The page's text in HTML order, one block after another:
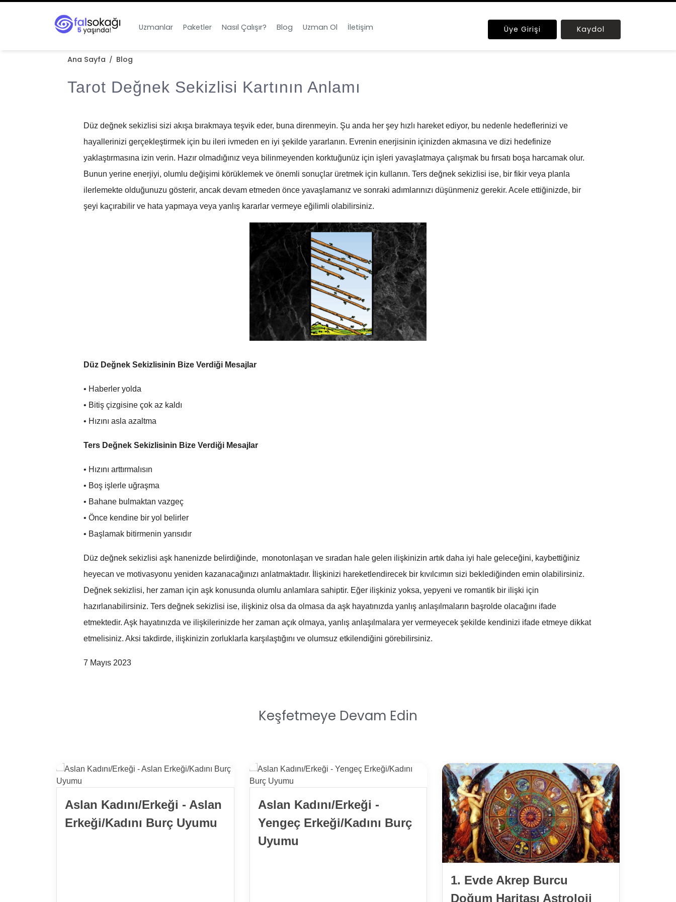
Uzmanlar Paketler Nasıl Çalışır? Blog Uzman Ol İletişim Üye Girişi Kaydol
Ana Sayfa / Blog
Tarot Değnek Sekizlisi Kartının Anlamı
Düz değnek sekizlisi sizi akışa bırakmaya teşvik eder, buna direnmeyin. Şu anda her şey hızlı hareket ediyor, bu nedenle hedeflerinizi ve
hayallerinizi gerçekleştirmek için bu ileri ivmeden en iyi şekilde yararlanın. Evrenin enerjisinin içinizden akmasına ve dizi hedefinize
yaklaştırmasına izin verin. Hazır olmadığınız veya bilinmeyenden korktuğunüz için işleri yavaşlatmaya çalışmak bu fırsatı boşa harcamak olur.
Bunun yerine enerjiyi, olumlu değişimi körüklemek ve önemli sonuçlar üretmek için kullanın. Ters değnek sekizlisi ise, bir fikir veya planla
ilerlemekte olduğunuzu gösterir, ancak devam etmeden önce yavaşlamanız ve sonraki adımlarınızı düşünmeniz gerekir. Acele ettiğinizde, bir
şeyi kaçırabilir ve hata yapmaya veya yanlış kararlar vermeye eğilimli olabilirsiniz.
Düz Değnek Sekizlisinin Bize Verdiği Mesajlar
• Haberler yolda
• Bitiş çizgisine çok az kaldı
• Hızını asla azaltma
Ters Değnek Sekizlisinin Bize Verdiği Mesajlar
• Hızını arttırmalısın
• Boş işlerle uğraşma
• Bahane bulmaktan vazgeç
• Önce kendine bir yol belirler
• Başlamak bitirmenin yarısıdır
Düz değnek sekizlisi aşk hanenizde belirdiğinde, monotonlaşan ve sıradan hale gelen ilişkinizin artık daha iyi hale geleceğini, kaybettiğiniz
heyecan ve motivasyonu yeniden kazanacağınızı anlatmaktadır. İlişkinizi hareketlendirecek bir kıvılcımın sizi beklediğinden emin olabilirsiniz.
Değnek sekizlisi, her zaman için aşk konusunda olumlu anlamlara sahiptir. Eğer ilişkiniz yoksa, yepyeni ve romantik bir ilişki için
hazırlanabilirsiniz. Ters değnek sekizlisi ise, ilişkiniz olsa da olmasa da aşk hayatınızda yanlış anlaşılmaların başrolde olacağını ifade
etmektedir. Aşk hayatınızda ve ilişkilerinizde her zaman açık olmaya, yanlış anlaşılmalara yer vermeyecek şekilde kendinizi ifade etmeye dikkat
etmelisiniz. Aksi takdirde, ilişkinizin zorluklarla karşılaştığını ve olumsuz etkilendiğini görebilirsiniz.
7 Mayıs 2023
Keşfetmeye Devam Edin
Aslan Kadını/Erkeği - Aslan
Erkeği/Kadını Burç Uyumu
Aslan Kadını/Erkeği -
Yengeç Erkeği/Kadını Burç
Uyumu
1. Evde Akrep Burcu
Doğum Haritası Astroloji